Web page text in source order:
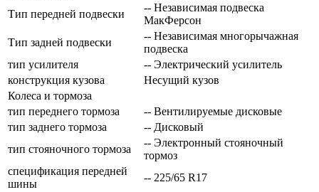
Тип передней подвески
-- Независимая подвеска
МакФерсон
Тип задней подвески
-- Независимая многорычажная
подвеска
тип усилителя
-- Электрический усилитель
конструкция кузова
Несущий кузов
Колеса и тормоза
тип переднего тормоза
-- Вентилируемые дисковые
тип заднего тормоза
-- Дисковый
тип стояночного тормоза
-- Электронный стояночный
тормоз
спецификация передней
шины
-- 225/65 R17